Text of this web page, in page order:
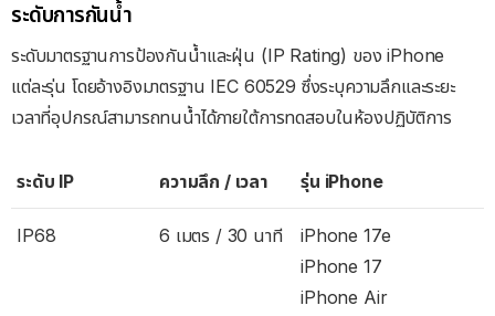
ระดับการกันน้ำ
ระดับมาตรฐานการป้องกันน้ำและฝุ่น (IP Rating) ของ iPhone
แต่ละรุ่น โดยอ้างอิงมาตรฐาน IEC 60529 ซึ่งระบุความลึกและระยะ
เวลาที่อุปกรณ์สามารถทนน้ำได้ภายใต้การทดสอบในห้องปฏิบัติการ
ระดับ IP ความลึก / เวลา รุ่น iPhone
IP68 6 เมตร / 30 นาที
iPhone 17e
iPhone 17
iPhone Air